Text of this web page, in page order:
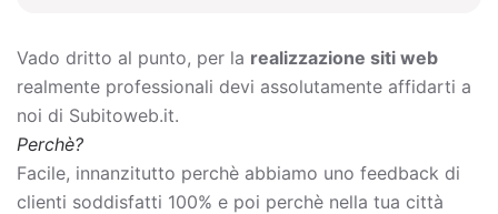
Vado dritto al punto, per la realizzazione siti web
realmente professionali devi assolutamente affidarti a
noi di Subitoweb.it.
Perchè?
Facile, innanzitutto perchè abbiamo uno feedback di
clienti soddisfatti 100% e poi perchè nella tua città